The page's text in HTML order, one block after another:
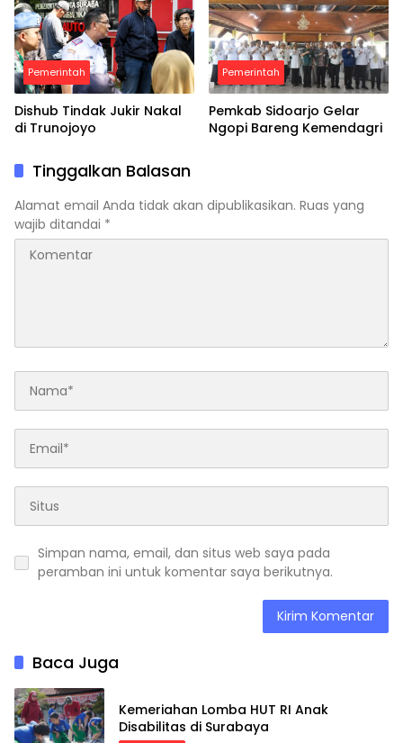
Pemerintah
Dishub Tindak Jukir Nakal
di Trunojoyo
Pemerintah
Pemkab Sidoarjo Gelar
Ngopi Bareng Kemendagri
Tinggalkan Balasan
Alamat email Anda tidak akan dipublikasikan. Ruas yang
wajib ditandai *
Simpan nama, email, dan situs web saya pada
peramban ini untuk komentar saya berikutnya.
Baca Juga
Kemeriahan Lomba HUT RI Anak
Disabilitas di Surabaya